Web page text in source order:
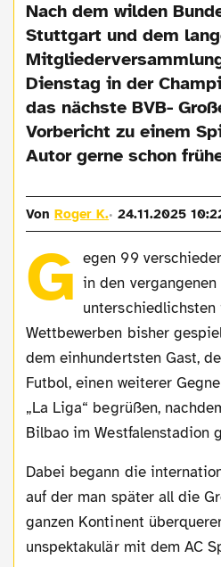
Nach dem wilden
Stuttgart und dem
Dienstag in der
das nächste BVB-
Vorbericht zu einem
Autor gerne schon
VonRoger K. 24.11.2025
G egen 99
in den
Wettbewerben bisher
dem einhundertsten Gast,
Futbol, einen weiterer
„La Liga“ begrüßen,
Bilbao im Westfalenstadion
Dabei begann die internationale Reise des BVB ,
auf der man später all die
ganzen Kontinent
unspektakulär mit dem AC